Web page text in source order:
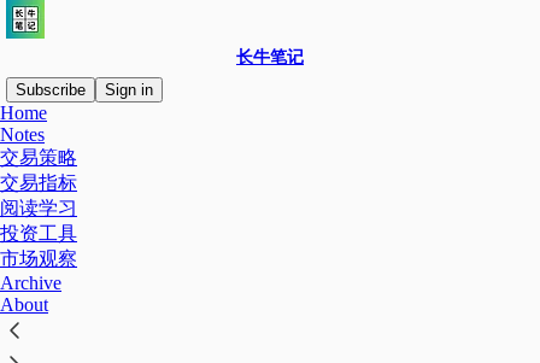
长牛笔记
Subscribe
Sign in
Home
Notes
交易策略
交易指标
阅读学习
投资工具
市场观察
Archive
About
系统化交易 101